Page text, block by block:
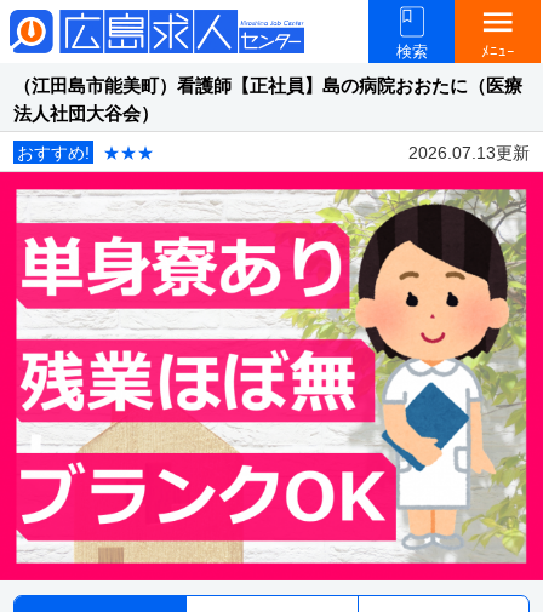
検索
menu
ﾒﾆｭｰ
（江田島市能美町）看護師【正社員】島の病院おおたに（医療
法人社団大谷会）
おすすめ! ★★★ 2026.07.13更新